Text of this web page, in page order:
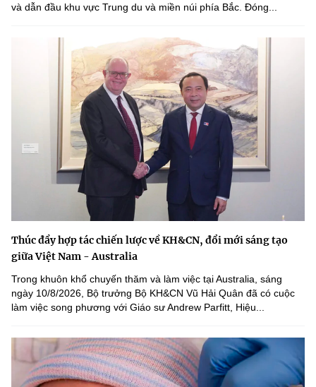
và dẫn đầu khu vực Trung du và miền núi phía Bắc. Đóng...
Thúc đẩy hợp tác chiến lược về KH&CN, đổi mới sáng tạo
giữa Việt Nam - Australia
Trong khuôn khổ chuyến thăm và làm việc tại Australia, sáng
ngày 10/8/2026, Bộ trưởng Bộ KH&CN Vũ Hải Quân đã có cuộc
làm việc song phương với Giáo sư Andrew Parfitt, Hiệu...